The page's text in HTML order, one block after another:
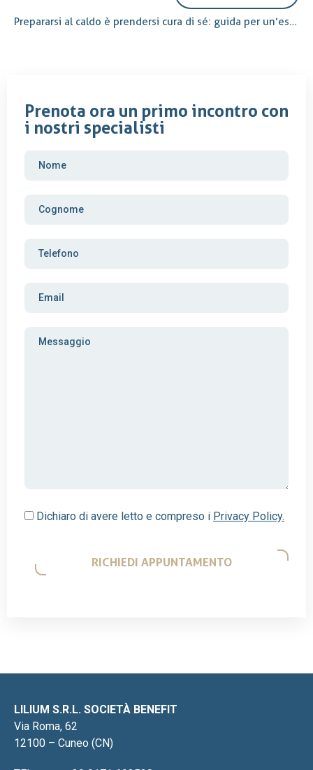
Prepararsi al caldo è prendersi cura di sé: guida per un’estate senza rischi
Prenota ora un primo incontro con
i nostri specialisti
Dichiaro di avere letto e compreso i Privacy Policy.
LILIUM S.R.L. SOCIETÀ BENEFIT
Via Roma, 62
12100 – Cuneo (CN)